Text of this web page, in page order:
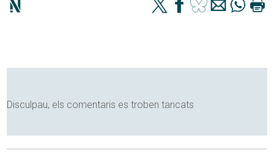
Disculpau, els comentaris es troben tancats